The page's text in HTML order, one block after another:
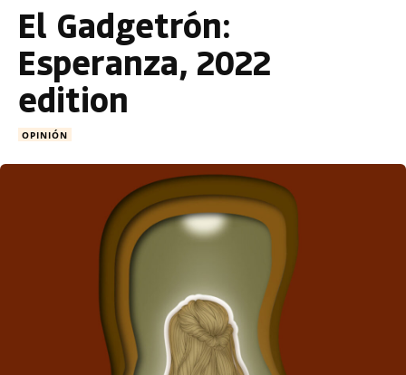
El Gadgetrón:
Esperanza, 2022
edition
OPINIÓN